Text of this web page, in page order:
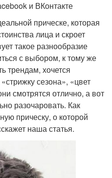
и ВКонтакте
прическе, которая
лица и скроет
такое разнообразие
с выбором, к тому же
трендам, хочется
сезона», «цвет
смотрятся отлично, а вот
разочаровать. Как
прическу, о которой
наша статья.